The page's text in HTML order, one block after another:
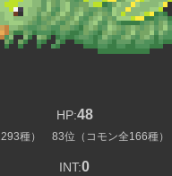
HP:48
種） 83位（コモン全166種）
INT:0